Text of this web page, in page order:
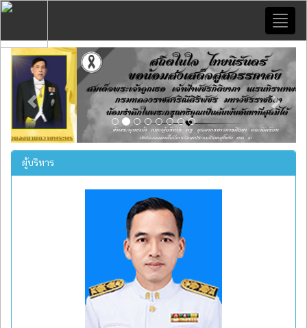
Previous
ผู้บริหาร